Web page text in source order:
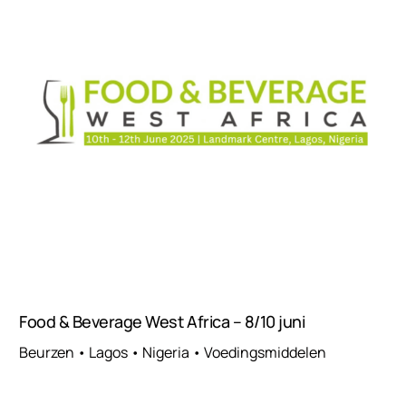
Food & Beverage West Africa – 8/10 juni
Beurzen • Lagos • Nigeria • Voedingsmiddelen